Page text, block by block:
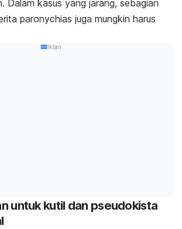
Dalam kasus yang jarang, sebagian
paronychias juga mungkin harus
Iklan
untuk kutil dan pseudokista